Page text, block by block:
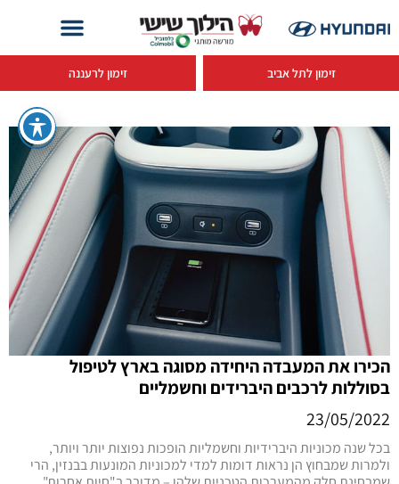
זימון לתל אביב זימון לרעננה
הכירו את המעבדה היחידה מסוגה בארץ לטיפול
בסוללות לרכבים היברידים וחשמליים
23/05/2022
בכל שנה מכוניות היברידיות וחשמליות הופכות נפוצות יותר ויותר,
ולמרות שמבחוץ הן נראות דומות למדי למכוניות המונעות בבנזין, הרי